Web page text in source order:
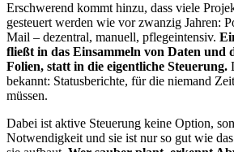
Erschwerend kommt hinzu, dass viele
gesteuert werden wie vor zwanzig Jahren:
Mail – dezentral, manuell, pflegeintensiv.
fließt in das Einsammeln von Daten und
Folien, statt in die eigentliche Steuerung.
bekannt: Statusberichte, für die niemand
müssen.
Dabei ist aktive Steuerung keine Option,
Notwendigkeit und sie ist nur so gut wie